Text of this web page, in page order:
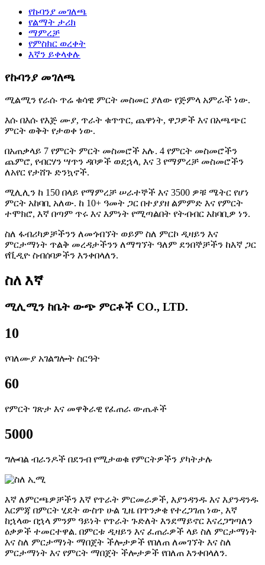
የኩባንያ መገለጫ
የልማት ታሪክ
ማምረቻ
የምስክር ወረቀት
እኛን ይቀላቀሉ
የኩባንያ መገለጫ
ሚልሚን የራሱ ጥሬ ቁሳዊ ምርት መስመር ያለው የጅምላ አምራች ነው.
እሱ በእሱ የእጅ ሙያ, ጥራት ቁጥጥር, ጨዋነት, ዋጋዎች እና በአጫጭር
ምርት ወቅት የታወቀ ነው.
በአጠቃላይ 7 የምርት ምርት መስመሮች አሉ. 4 የምርት መስመሮችን
ጨምሮ, የብርሃን ሣጥን ዳቦዎች ወደኋላ, እና 3 የማምረቻ መስመሮችን
ለአየር የታሸጉ ድንኳኖች.
ሚሊሊን ከ 150 በላይ የማምረቻ ሠራተኞች እና 3500 ዎቹ ሜትር የሆነ
ምርት አከባቢ አለው. ከ 10+ ዓመት ጋር በተያያዘ ልምምድ እና የምርት
ተሞክሮ, እኛ በጣም ጥሩ እና እምነት የሚጣልበት የትብብር አከባቢዎ ነን.
ስለ ፋብሪካዎቻችንን ለመጎብኘት ወይም ስለ ምርኮ ዲዛይን እና
ምርታማነት ጥልቅ መረዳታችንን ለማግኘት ዓለም ደንበኞቻችን ከእኛ ጋር
የቪዲዮ ስብሰባዎችን እንቀበላለን.
ስለ እኛ
ሚሊሚን ከቤት ውጭ ምርቶች CO., LTD.
10
የባለሙያ አገልግሎት ስርዓት
60
የምርት ገጽታ እና መዋቅራዊ የፈጠራ ውጤቶች
5000
ግሎባል ብራንዶች በደንብ የሚታወቁ የምርትዎችን ያካትታሉ
እኛ ለምርጫዎቻችን እኛ የጥራት ምርመራዎች, እያንዳንዱ እና እያንዳንዱ
እርምጃ በምርት ሂደት ውስጥ ሁል ጊዜ በጥንቃቄ የተረጋገጠ ነው, እኛ
ከኋላው በኋላ ምንም ዓይነት የጥራት ጉድለት እንደማይኖር እናረጋግጣለን
ዕቃዎች ተመርተዋል. በምርቱ ዲዛይን እና ፈጠራዎች ላይ ስለ ምርታማነት
እና ስለ ምርታማነት ማበጀት ችሎታዎች የበለጠ ለመገኘት እና ስለ
ምርታማነት እና የምርት ማበጀት ችሎታዎች የበለጠ እንቀበላለን.